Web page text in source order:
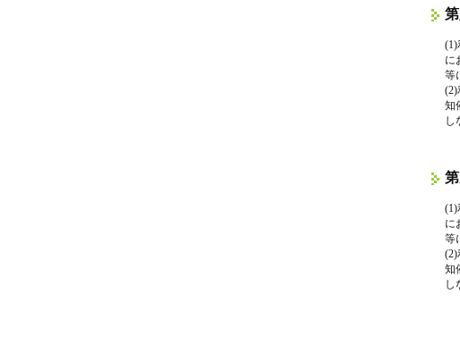
(1)
に
等
(2)
知
し
(1)
に
等
(2)
知
し